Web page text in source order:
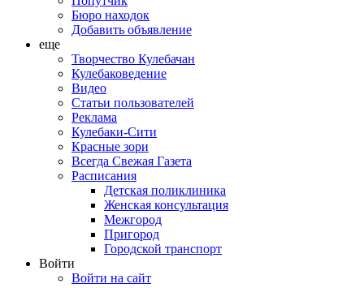
Бюро находок
Добавить объявление
еще
Творчество Кулебачан
Кулебаковедение
Видео
Статьи пользователей
Реклама
Кулебаки-Сити
Красные зори
Всегда Свежая Газета
Расписания
Детская поликлиника
Женская консультация
Межгород
Пригород
Городской транспорт
Войти
Войти на сайт